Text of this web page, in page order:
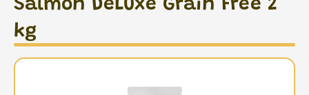
Salmon DeLuxe Grain Free 2
kg